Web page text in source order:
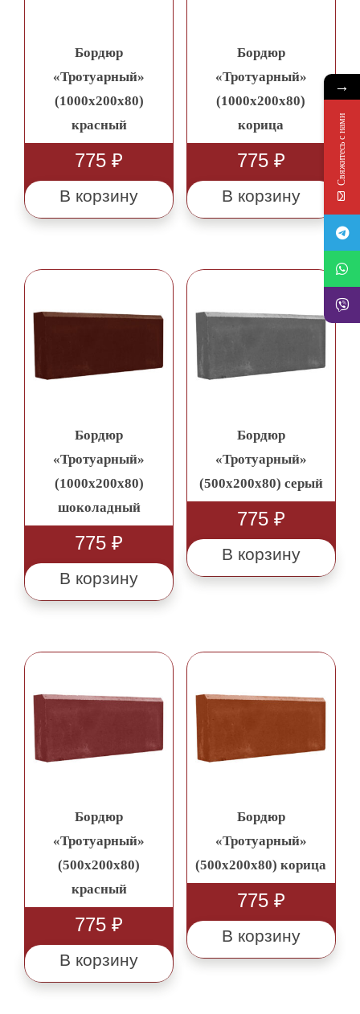
Бордюр
«Тротуарный»
(1000х200х80)
красный
775₽
В корзину
Бордюр
«Тротуарный»
(1000х200х80)
корица
775 ₽
В корзину
Бордюр
«Тротуарный»
(1000х200х80)
шоколадный
775₽
В корзину
Бордюр
«Тротуарный»
(500х200х80) серый
775 ₽
В корзину
Бордюр
«Тротуарный»
(500х200х80)
красный
775₽
В корзину
Бордюр
«Тротуарный»
(500х200х80) корица
775 ₽
В корзину
→
Свяжитесь с нами